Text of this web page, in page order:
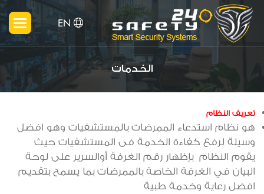
الخدمات
تعريف النظام
هو نظام استدعاء الممرضات بالمستشفيات وهو افضل
وسيلة لرفع كفاءة الخدمة فى المستشفيات حيث
يقوم النظام بإظهار رقم الغرفة أوالسرير على لوحة
البيان في الغرفة الخاصة بالممرضات بما يسمح بتقديم
افضل رعاية وخدمة طبية